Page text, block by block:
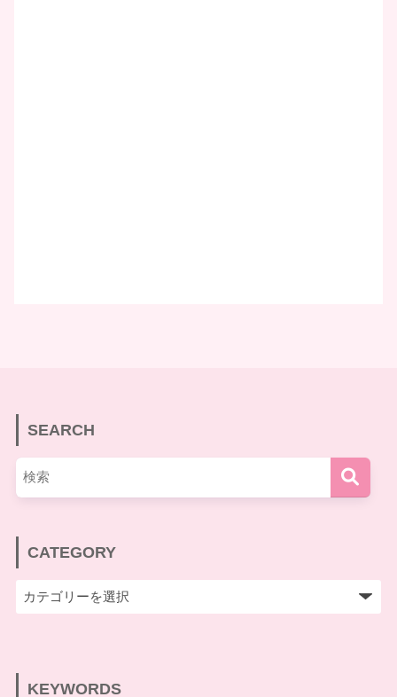
SEARCH
CATEGORY
KEYWORDS